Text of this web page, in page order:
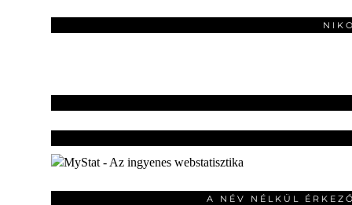
A NÉV NÉLKÜL